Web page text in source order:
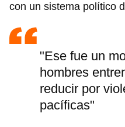
con un sistema político
"Ese fue un
hombres
reducir por
pacíficas"